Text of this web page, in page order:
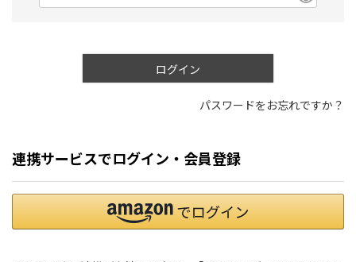
(
ログイン
パスワードをお忘れですか？
連携サービスでログイン・会員登録